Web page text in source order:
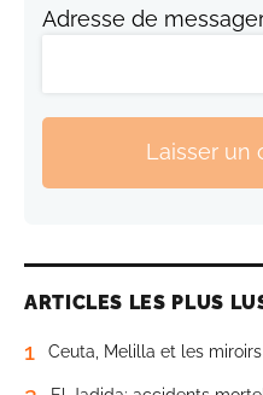
Adresse de
Laisser un
ARTICLES LES PLUS
1 Ceuta, Melilla et les